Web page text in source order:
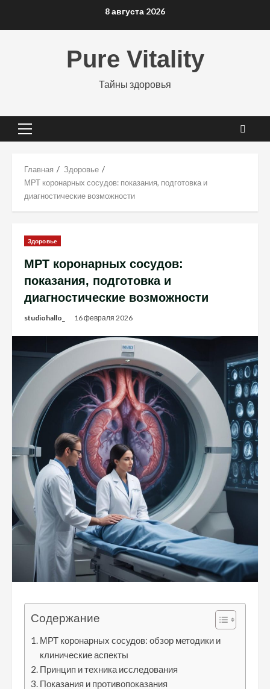
8 августа 2026
Pure Vitality
Тайны здоровья
Основное
Главная
Здоровье
МРТ коронарных сосудов: показания, подготовка и
диагностические возможности
Здоровье
МРТ коронарных сосудов:
показания, подготовка и
диагностические возможности
studiohallo_ 16 февраля 2026
Содержание
МРТ коронарных сосудов: обзор методики и
клинические аспекты
Принцип и техника исследования
Показания и противопоказания